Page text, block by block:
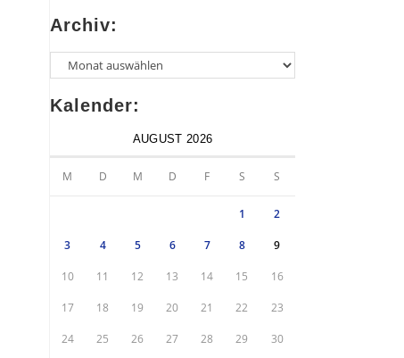
Archiv:
Kalender:
AUGUST 2026
M D M D F S S
1 2
3 4 5 6 7 8 9
10 11 12 13 14 15 16
17 18 19 20 21 22 23
24 25 26 27 28 29 30